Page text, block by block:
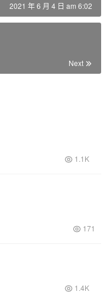
e
2021 年 6 月 4 日 am 6:02
Next
1.1K
171
1.4K